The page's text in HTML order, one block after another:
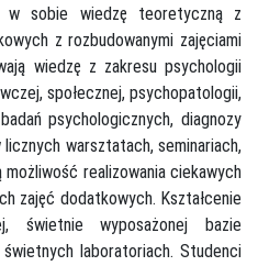
w sobie wiedzę teoretyczną z
z rozbudowanymi zajęciami
wiedzę z zakresu psychologii
społecznej, psychopatologii,
psychologicznych, diagnozy
warsztatach, seminariach,
realizowania ciekawych
zajęć dodatkowych. Kształcenie
świetnie wyposażonej bazie
laboratoriach. Studenci